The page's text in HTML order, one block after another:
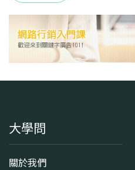
113學年度下學期
13
學系電話
大學問
關於我們